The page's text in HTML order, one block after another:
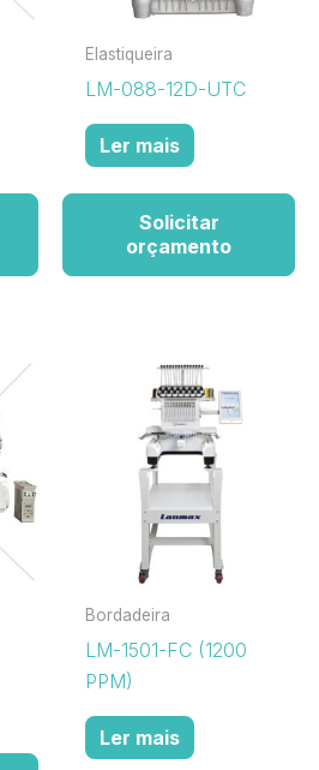
Elastiqueira
LM-088-12D-UTC
Ler mais
Solicitar
orçamento
Bordadeira
LM-1501-FC (1200
PPM)
Ler mais